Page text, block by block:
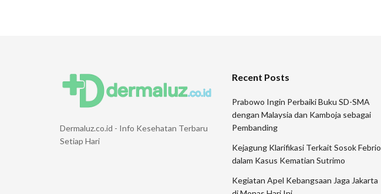
Dermaluz.co.id - Info Kesehatan Terbaru
Setiap Hari
Recent Posts
Prabowo Ingin Perbaiki Buku SD-SMA
dengan Malaysia dan Kamboja sebagai
Pembanding
Kejagung Klarifikasi Terkait Sosok Febrio
dalam Kasus Kematian Sutrimo
Kegiatan Apel Kebangsaan Jaga Jakarta